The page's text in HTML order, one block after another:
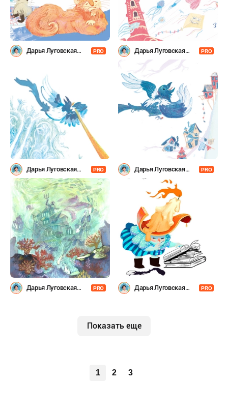
Дарья Луговская
PRO
Дарья Луговская
PRO
Дарья Луговская
(Laflartae)
PRO
Дарья Луговская
(Laflartae)
PRO
Дарья Луговская
PRO
Дарья Луговская
PRO
Показать еще
1 2 3